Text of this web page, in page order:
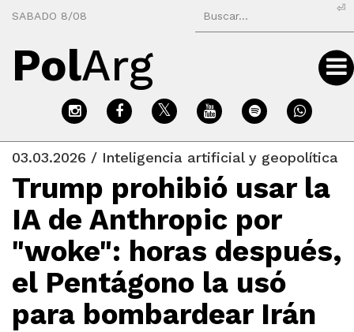
SABADO 8/08
⏎
PolArg
03.03.2026 / Inteligencia artificial y geopolítica
Trump prohibió usar la
IA de Anthropic por
"woke": horas después,
el Pentágono la usó
para bombardear Irán